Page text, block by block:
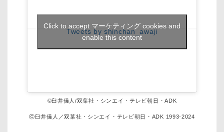
Tweets by shinchan_awaji
Click to accept マーケティング cookies and
enable this content
©臼井儀人/双葉社・シンエイ・テレビ朝日・ADK
ⓒ臼井儀人／双葉社・シンエイ・テレビ朝日・ADK 1993-2024